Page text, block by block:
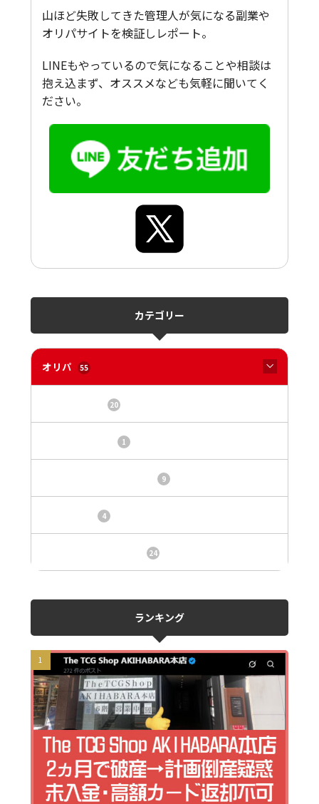
山ほど失敗してきた管理人が気になる副業や
オリパサイトを検証しレポート。
LINEもやっているので気になることや相談は
抱え込まず、オススメなども気軽に聞いてく
ださい。
カテゴリー
オリパ 55
20
1
9
4
24
ランキング